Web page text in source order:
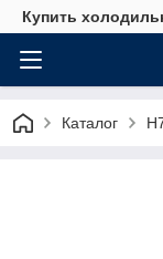
Купить
Каталог